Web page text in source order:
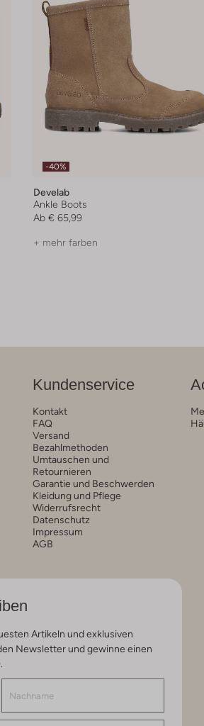
-40%
Develab
Ankle Boots
Ab € 65,99
+ mehr farben
Kundenservice
Kontakt
FAQ
Versand
Bezahlmethoden
Umtauschen und
Retournieren
Garantie und Beschwerden
Kleidung und Pflege
Widerrufsrecht
Datenschutz
Impressum
AGB
Artikeln und exklusiven
Newsletter und gewinne einen